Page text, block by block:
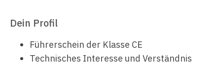
Dein Profil
Führerschein der Klasse CE
Technisches Interesse und Verständnis